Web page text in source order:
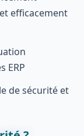
efficacement
ERP
de sécurité et